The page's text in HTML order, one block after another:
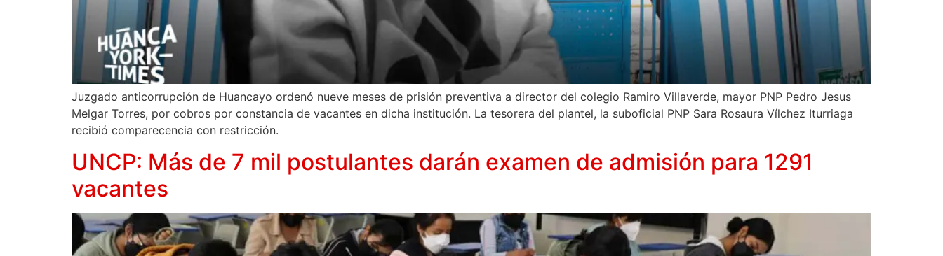
Juzgado anticorrupción de Huancayo ordenó nueve meses de prisión preventiva a director del colegio Ramiro Villaverde, mayor PNP Pedro Jesus
Melgar Torres, por cobros por constancia de vacantes en dicha institución. La tesorera del plantel, la suboficial PNP Sara Rosaura Vílchez Iturriaga
recibió comparecencia con restricción.
UNCP: Más de 7 mil postulantes darán examen de admisión para 1291
vacantes